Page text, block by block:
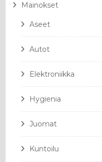
Mainokset
Aseet
Autot
Elektroniikka
Hygienia
Juomat
Kuntoilu